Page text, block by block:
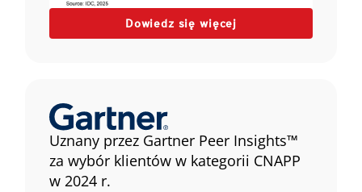
Dowiedz się więcej
Uznany przez Gartner Peer Insights™
za wybór klientów w kategorii CNAPP
w 2024 r.